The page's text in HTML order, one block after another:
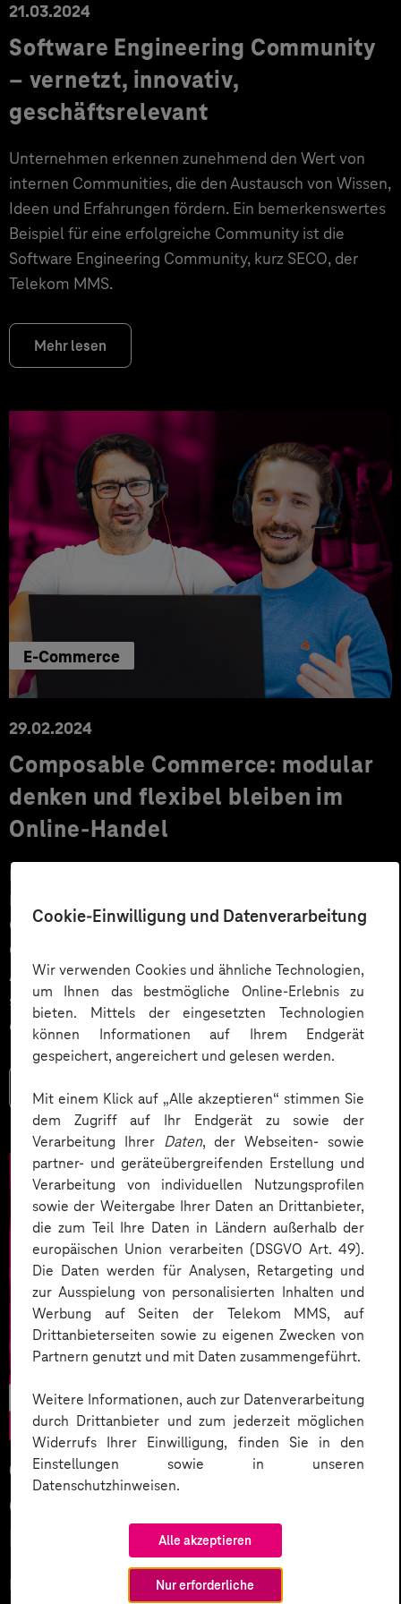
Cookie-Einwilligung und Datenverarbeitung
Wir verwenden Cookies und ähnliche Technologien,
um Ihnen das bestmögliche Online-Erlebnis zu
bieten. Mittels der eingesetzten Technologien
können Informationen auf Ihrem Endgerät
gespeichert, angereichert und gelesen werden.
Mit einem Klick auf „Alle akzeptieren“ stimmen Sie
dem Zugriff auf Ihr Endgerät zu sowie der
Verarbeitung Ihrer Daten, der Webseiten- sowie
partner- und geräteübergreifenden Erstellung und
Verarbeitung von individuellen Nutzungsprofilen
sowie der Weitergabe Ihrer Daten an Drittanbieter,
die zum Teil Ihre Daten in Ländern außerhalb der
europäischen Union verarbeiten (DSGVO Art. 49).
Die Daten werden für Analysen, Retargeting und
zur Ausspielung von personalisierten Inhalten und
Werbung auf Seiten der Telekom MMS, auf
Drittanbieterseiten sowie zu eigenen Zwecken von
Partnern genutzt und mit Daten zusammengeführt.
Weitere Informationen, auch zur Datenverarbeitung
durch Drittanbieter und zum jederzeit möglichen
Widerrufs Ihrer Einwilligung, finden Sie in den
Einstellungen sowie in unseren
Datenschutzhinweisen.
Alle akzeptieren
Nur erforderliche
21.03.2024
Software Engineering Community
– vernetzt, innovativ,
geschäftsrelevant
Unternehmen erkennen zunehmend den Wert von
internen Communities, die den Austausch von Wissen,
Ideen und Erfahrungen fördern. Ein bemerkenswertes
Beispiel für eine erfolgreiche Community ist die
Software Engineering Community, kurz SECO, der
Telekom MMS.
Mehr lesen
E-Commerce
29.02.2024
Composable Commerce: modular
denken und flexibel bleiben im
Online-Handel
Für Onlinehändler und Produzenten steht laut
Prognosen ein gutes Wachstumsjahr bevor.
Gleichzeitig werden die Kundenerwartungen an den E-
Commerce komplexer und die starren
Architekturkonzepte monolithischer Shopsysteme
stoßen an ihre Grenzen. Composable Commerce ist
das Buzzword der Stunde!
E-Commerce
01.11.2023
Green Commerce – Wandel im
Handel digital unterstützen
Nachhaltigkeit und Handel – passt das überhaupt